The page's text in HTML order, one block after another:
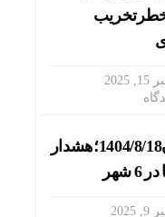
خطرتخریب
هواشناسی ایران1404/8/18؛هشدار
شهر